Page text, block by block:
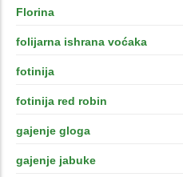
Florina
folijarna ishrana voćaka
fotinija
fotinija red robin
gajenje gloga
gajenje jabuke